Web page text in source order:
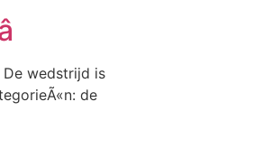
wedstrijd is
de